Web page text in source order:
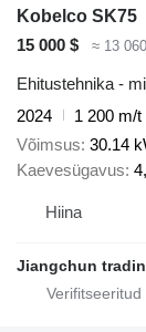
Kobelco SK75
15 000 $
≈ 13
Ehitustehnika -
2024
1 200 m/t
Võimsus 30.14
Kaevesügavus
Hiina
Jiangchun